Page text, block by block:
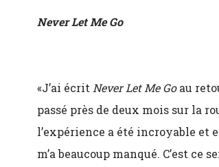
Never Let Me Go
«J’ai écrit Never Let Me Goau
passé près de deux mois sur la
l’expérience a été incroyable et
m’a beaucoup manqué. C’est ce